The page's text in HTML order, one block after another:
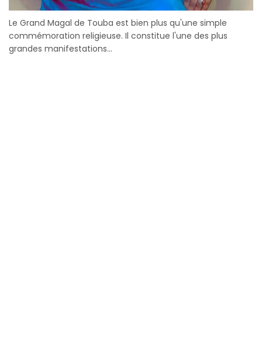
Le Grand Magal de Touba est bien plus qu'une simple
commémoration religieuse. Il constitue l'une des plus
grandes manifestations...